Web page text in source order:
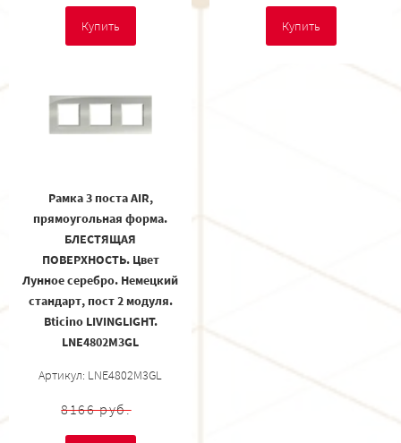
Купить Купить
Рамка 3 поста AIR,
прямоугольная форма.
БЛЕСТЯЩАЯ
ПОВЕРХНОСТЬ. Цвет
Лунное серебро. Немецкий
стандарт, пост 2 модуля.
Bticino LIVINGLIGHT.
LNE4802M3GL
Артикул: LNE4802M3GL
8166 руб.